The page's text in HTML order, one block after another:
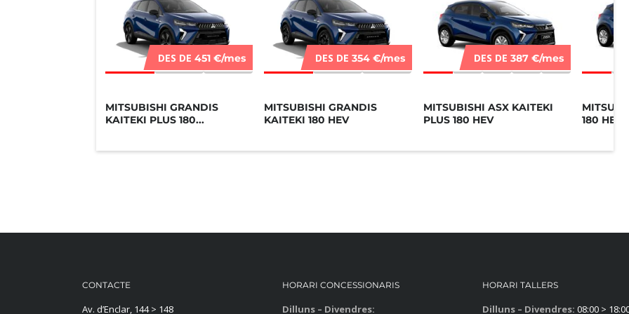
DES DE 451 €/mes
MITSUBISHI GRANDIS
KAITEKI PLUS 180...
DES DE 354 €/mes
MITSUBISHI GRANDIS
KAITEKI 180 HEV
DES DE 387 €/mes
MITSUBISHI ASX KAITEKI
PLUS 180 HEV
180 HEV
CONTACTE
Av. d’Enclar, 144 > 148
HORARI CONCESSIONARIS
Dilluns – Divendres:
HORARI TALLERS
Dilluns – Divendres: 08:00 >